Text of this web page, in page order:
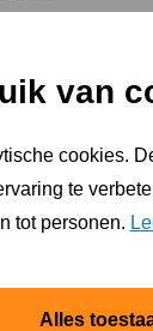
van
cookies.
te
tot personen.
Alles